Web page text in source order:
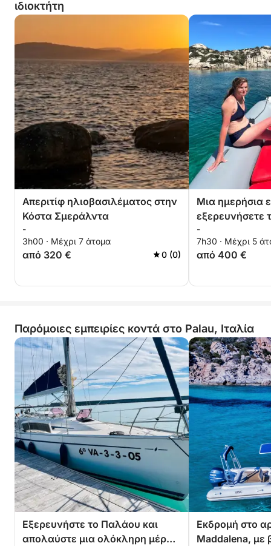
ιδιοκτήτη
Απεριτίφ ηλιοβασιλέματος στην
Κόστα Σμεράλντα
-
3h00 · Μέχρι 7 άτομα
από 320 € 0 (0)
Μια ημερήσια
εξερευνήσετε
La Maddalena
-
7h30 · Μέχρι 5
από 400 €
Παρόμοιες εμπειρίες κοντά στο Palau, Ιταλία
Εξερευνήστε το Παλάου και
απολαύστε μια ολόκληρη μέρα
Εκδρομή στο
Maddalena, με